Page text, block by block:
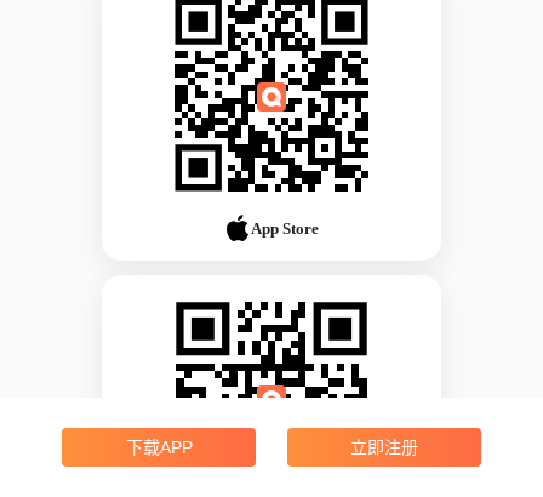
App Store
下载APP 立即注册